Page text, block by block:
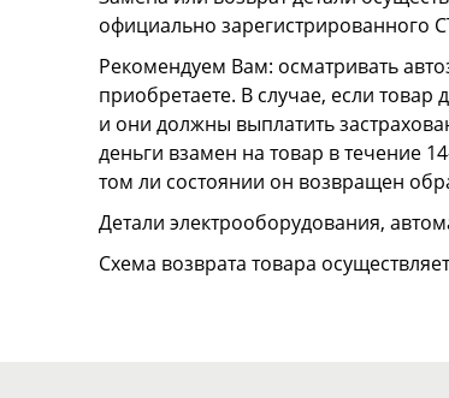
официально зарегистрированного
Рекомендуем Вам: осматривать
приобретаете. В случае, если
и они должны выплатить
деньги взамен на товар в течение
том ли состоянии он возвращен
Детали электрооборудования,
Схема возврата товара